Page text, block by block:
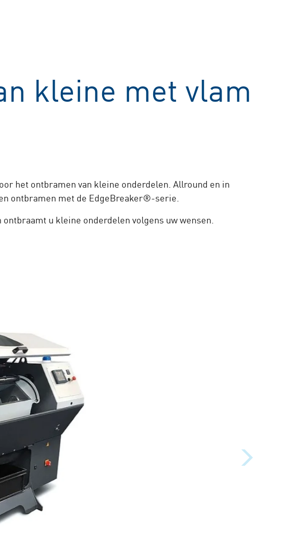
kleine met vlam
het ontbramen van kleine onderdelen. Allround en in
ontbramen met de EdgeBreaker®-serie.
u kleine onderdelen volgens uw wensen.